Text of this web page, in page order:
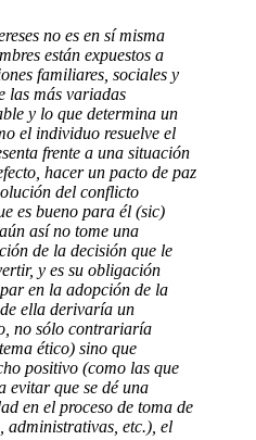
no es en sí misma
están expuestos a
familiares, sociales y
las más variadas
y lo que determina un
el individuo resuelve el
frente a una situación
hacer un pacto de paz
del conflicto
es bueno para él (sic)
así no tome una
de la decisión que le
y es su obligación
en la adopción de la
ella derivaría un
no sólo contrariaría
ético) sino que
positivo (como las que
evitar que se dé una
en el proceso de toma de
administrativas, etc.), el